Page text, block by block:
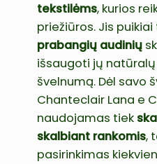
tekstilėms, kurios
priežiūros. Jis
prabangių audinių
išsaugoti jų
švelnumą. Dėl savo
Chanteclair Lana e
naudojamas tiek
skalbiant rankomis,
pasirinkimas